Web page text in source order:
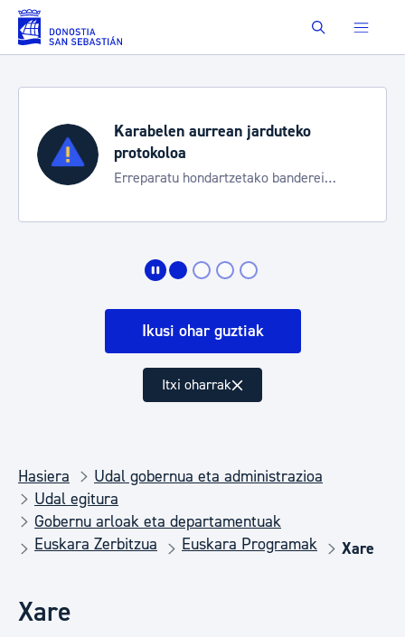
Eduki nagusira joan Buscar
Karabelen aurrean jarduteko
protokoloa
Erreparatu hondartzetako banderei
Ikusi ohar guztiak
Itxi oharrak
Hasiera
Udal gobernua eta administrazioa
Udal egitura
Gobernu arloak eta departamentuak
Euskara Zerbitzua
Euskara Programak Xare
Xare